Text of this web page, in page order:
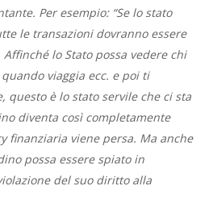
Per esempio: “Se lo stato
le transazioni dovranno essere
lo Stato possa vedere chi
viaggia ecc. e poi ti
questo è lo stato servile che ci sta
diventa così completamente
finanziaria viene persa. Ma anche
possa essere spiato in
del suo diritto alla